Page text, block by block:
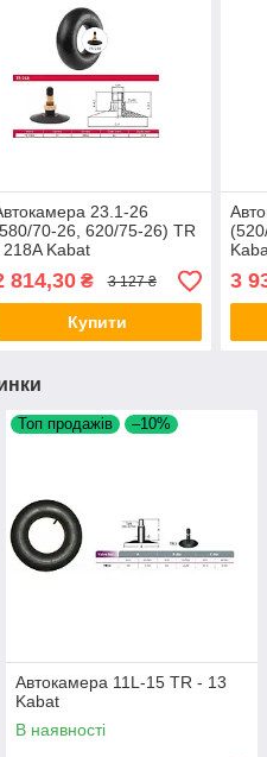
23.1-26
70-26, 620/75-26) TR
218A Kabat
814,30₴ 3 127 ₴
Купити
3
Топ продажів –10%
Автокамера 11L-15 TR - 13
Kabat
В наявності